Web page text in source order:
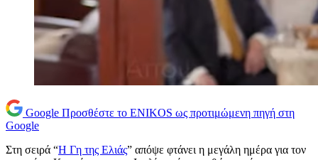
Google Προσθέστε το ENIKOS ως προτιμώμενη πηγή στη
Google
Στη σειρά “Η Γη της Ελιάς” απόψε φτάνει η μεγάλη ημέρα για τον